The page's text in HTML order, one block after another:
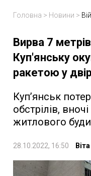
Головна > Новини >
Вирва 7
Куп'янську
ракетою у
Куп’янськ
обстрілів,
житлового
28.10.2022, 16:50